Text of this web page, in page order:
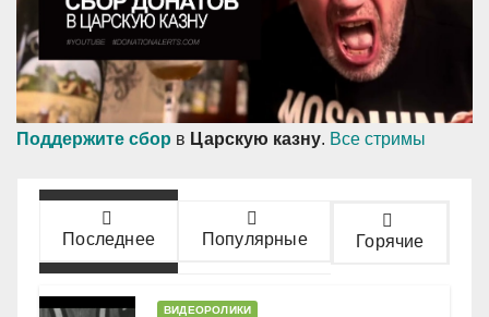
Поддержите сбор в Царскую казну. Все стримы
Последнее Популярные Горячие
ВИДЕОРОЛИКИ